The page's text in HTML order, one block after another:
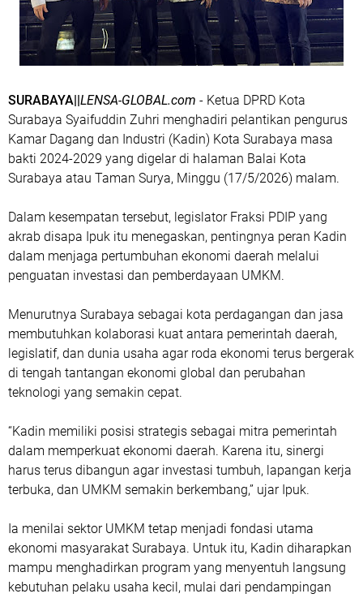
SURABAYA||LENSA-GLOBAL.com - Ketua DPRD Kota
Surabaya Syaifuddin Zuhri menghadiri pelantikan pengurus
Kamar Dagang dan Industri (Kadin) Kota Surabaya masa
bakti 2024-2029 yang digelar di halaman Balai Kota
Surabaya atau Taman Surya, Minggu (17/5/2026) malam.
Dalam kesempatan tersebut, legislator Fraksi PDIP yang
akrab disapa Ipuk itu menegaskan, pentingnya peran Kadin
dalam menjaga pertumbuhan ekonomi daerah melalui
penguatan investasi dan pemberdayaan UMKM.
Menurutnya Surabaya sebagai kota perdagangan dan jasa
membutuhkan kolaborasi kuat antara pemerintah daerah,
legislatif, dan dunia usaha agar roda ekonomi terus bergerak
di tengah tantangan ekonomi global dan perubahan
teknologi yang semakin cepat.
“Kadin memiliki posisi strategis sebagai mitra pemerintah
dalam memperkuat ekonomi daerah. Karena itu, sinergi
harus terus dibangun agar investasi tumbuh, lapangan kerja
terbuka, dan UMKM semakin berkembang,” ujar Ipuk.
Ia menilai sektor UMKM tetap menjadi fondasi utama
ekonomi masyarakat Surabaya. Untuk itu, Kadin diharapkan
mampu menghadirkan program yang menyentuh langsung
kebutuhan pelaku usaha kecil, mulai dari pendampingan